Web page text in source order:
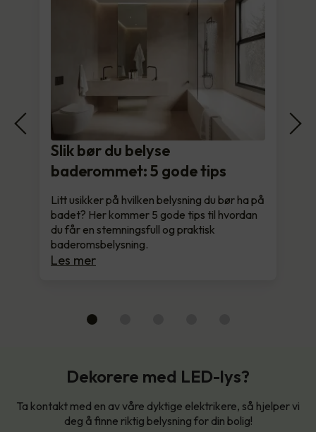
Slik bør du belyse
baderommet: 5 gode tips
Litt usikker på hvilken belysning du bør ha på
badet? Her kommer 5 gode tips til hvordan
du får en stemningsfull og praktisk
baderomsbelysning.
Les mer
Dekorere med LED-lys?
Ta kontakt med en av våre dyktige elektrikere, så hjelper vi
deg å finne riktig belysning for din bolig!